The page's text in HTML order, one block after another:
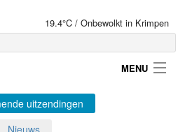
19.4°C / Onbewolkt in Krimpen
MENU
uitzendingen
Nieuws